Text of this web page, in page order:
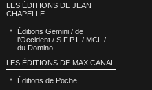
LES ÉDITIONS DE JEAN
CHAPELLE
Éditions Gemini / de
l’Occident / S.F.P.I. / MCL /
du Domino
LES ÉDITIONS DE MAX CANAL
Éditions de Poche